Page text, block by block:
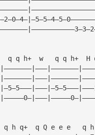
q q h+  w   q q h+  H
q h q+  q Q e e e   q